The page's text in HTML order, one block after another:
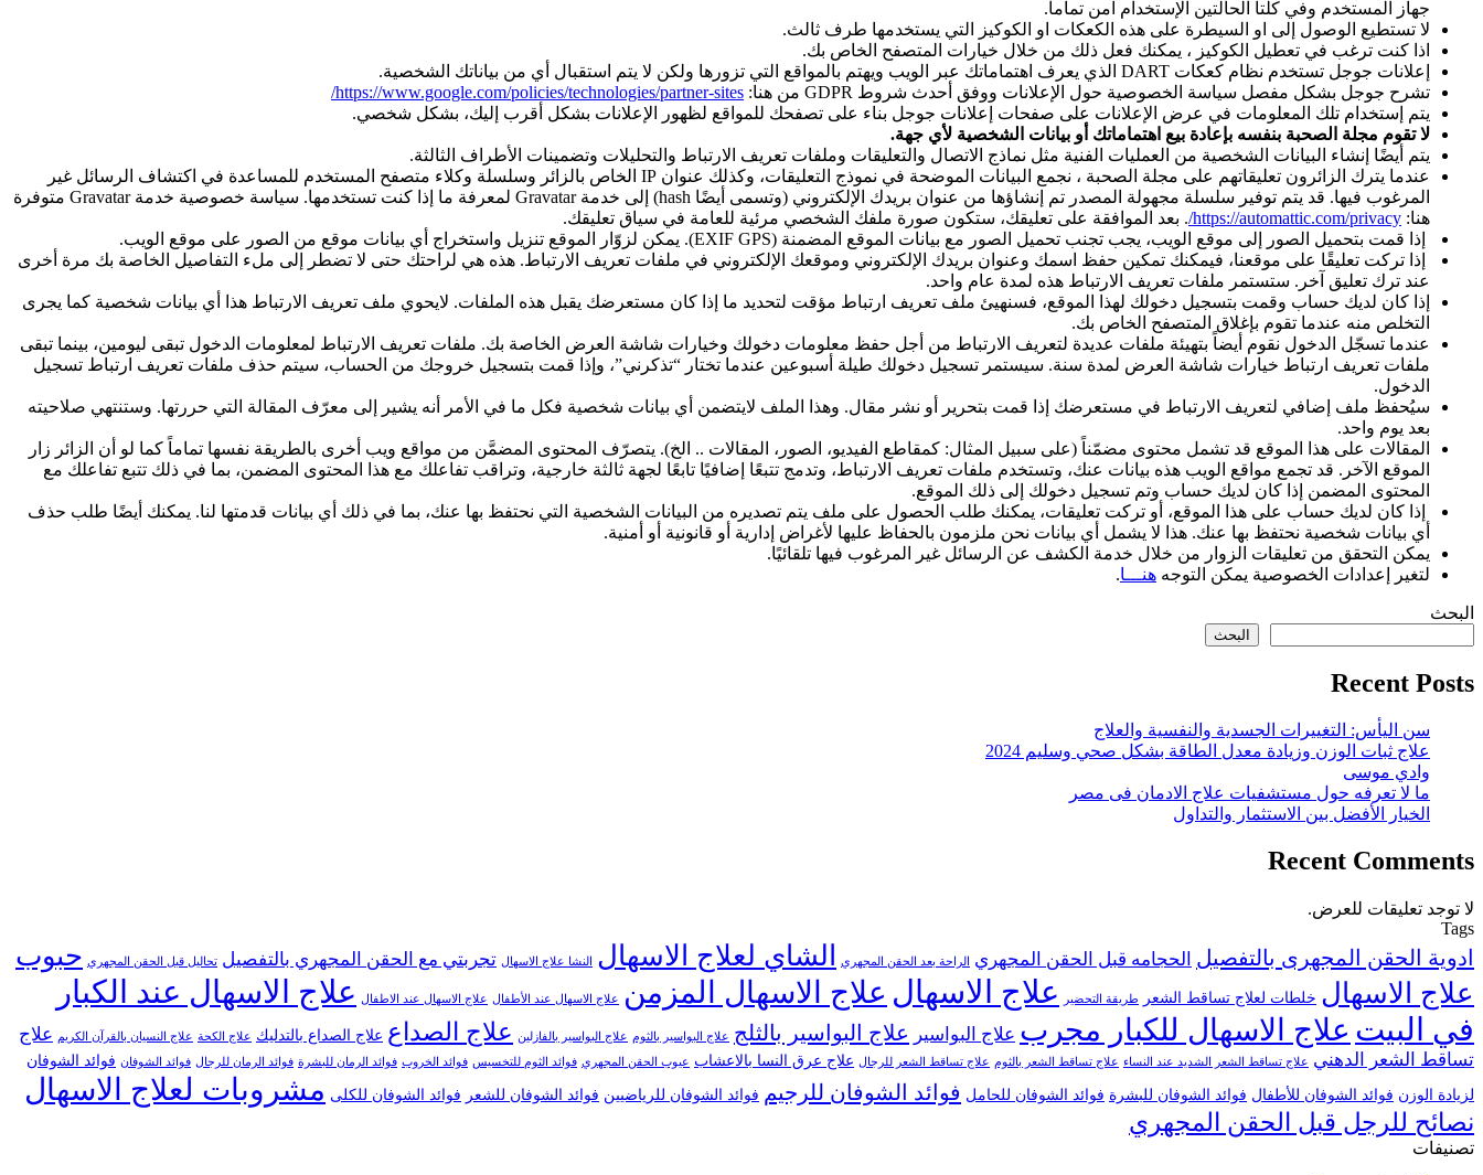
جهاز المستخدم وفي كلتا الحالتين الإستخدام آمن تماما.
لا تستطيع الوصول إلى او السيطرة على هذه الكعكات او الكوكيز التي يستخدمها طرف ثالث.
اذا كنت ترغب في تعطيل الكوكيز ، يمكنك فعل ذلك من خلال خيارات المتصفح الخاص بك.
إعلانات جوجل تستخدم نظام كعكات DART الذي يعرف اهتماماتك عبر الويب ويهتم بالمواقع التي تزورها ولكن لا يتم استقبال أي من بياناتك الشخصية.
تشرح جوجل بشكل مفصل سياسة الخصوصية حول الإعلانات ووفق أحدث شروط GDPR من هنا:
https://www.google.com/policies/technologies/partner-sites/
يتم إستخدام تلك المعلومات في عرض الإعلانات على صفحات إعلانات جوجل بناء على تصفحك للمواقع لظهور الإعلانات بشكل أقرب إليك، بشكل شخصي.
لا تقوم مجلة الصحبة بنفسه بإعادة بيع اهتماماتك أو بيانات الشخصية لأي جهة.
يتم أيضًا إنشاء البيانات الشخصية من العمليات الفنية مثل نماذج الاتصال والتعليقات وملفات تعريف الارتباط والتحليلات وتضمينات الأطراف الثالثة.
عندما يترك الزائرون تعليقاتهم على مجلة الصحبة ، نجمع البيانات الموضحة في نموذج التعليقات، وكذلك عنوان IP الخاص بالزائر وسلسلة وكلاء متصفح المستخدم للمساعدة في اكتشاف الرسائل غير
المرغوب فيها. قد يتم توفير سلسلة مجهولة المصدر تم إنشاؤها من عنوان بريدك الإلكتروني (وتسمى أيضًا hash) إلى خدمة Gravatar لمعرفة ما إذا كنت تستخدمها. سياسة خصوصية خدمة Gravatar متوفرة
هنا: https://automattic.com/privacy/ . بعد الموافقة على تعليقك، ستكون صورة ملفك الشخصي مرئية للعامة في سياق تعليقك.
إذا قمت بتحميل الصور إلى موقع الويب، يجب تجنب تحميل الصور مع بيانات الموقع المضمنة (EXIF GPS). يمكن لزوّار الموقع تنزيل واستخراج أي بيانات موقع من الصور على موقع الويب.
إذا تركت تعليقًا على موقعنا، فيمكنك تمكين حفظ اسمك وعنوان بريدك الإلكتروني وموقعك الإلكتروني في ملفات تعريف الارتباط. هذه هي لراحتك حتى لا تضطر إلى ملء التفاصيل الخاصة بك مرة أخرى
عند ترك تعليق آخر. ستستمر ملفات تعريف الارتباط هذه لمدة عام واحد.
إذا كان لديك حساب وقمت بتسجيل دخولك لهذا الموقع، فسنهيئ ملف تعريف ارتباط مؤقت لتحديد ما إذا كان مستعرضك يقبل هذه الملفات. لايحوي ملف تعريف الارتباط هذا أي بيانات شخصية كما يجرى
التخلص منه عندما تقوم بإغلاق المتصفح الخاص بك.
عندما تسجّل الدخول نقوم أيضاً بتهيئة ملفات عديدة لتعريف الارتباط من أجل حفظ معلومات دخولك وخيارات شاشة العرض الخاصة بك. ملفات تعريف الارتباط لمعلومات الدخول تبقى ليومين، بينما تبقى
ملفات تعريف ارتباط خيارات شاشة العرض لمدة سنة. سيستمر تسجيل دخولك طيلة أسبوعين عندما تختار “تذكرني”، وإذا قمت بتسجيل خروجك من الحساب، سيتم حذف ملفات تعريف ارتباط تسجيل
الدخول.
سيُحفظ ملف إضافي لتعريف الارتباط في مستعرضك إذا قمت بتحرير أو نشر مقال. وهذا الملف لايتضمن أي بيانات شخصية فكل ما في الأمر أنه يشير إلى معرّف المقالة التي حررتها. وستنتهي صلاحيته
بعد يوم واحد.
المقالات على هذا الموقع قد تشمل محتوى مضمّناً (على سبيل المثال: كمقاطع الفيديو، الصور، المقالات .. الخ). يتصرّف المحتوى المضمَّن من مواقع ويب أخرى بالطريقة نفسها تماماً كما لو أن الزائر زار
الموقع الآخر. قد تجمع مواقع الويب هذه بيانات عنك، وتستخدم ملفات تعريف الارتباط، وتدمج تتبعًا إضافيًا تابعًا لجهة ثالثة خارجية، وتراقب تفاعلك مع هذا المحتوى المضمن، بما في ذلك تتبع تفاعلك مع
المحتوى المضمن إذا كان لديك حساب وتم تسجيل دخولك إلى ذلك الموقع.
إذا كان لديك حساب على هذا الموقع، أو تركت تعليقات، يمكنك طلب الحصول على ملف يتم تصديره من البيانات الشخصية التي نحتفظ بها عنك، بما في ذلك أي بيانات قدمتها لنا. يمكنك أيضًا طلب حذف
أي بيانات شخصية نحتفظ بها عنك. هذا لا يشمل أي بيانات نحن ملزمون بالحفاظ عليها لأغراض إدارية أو قانونية أو أمنية.
يمكن التحقق من تعليقات الزوار من خلال خدمة الكشف عن الرسائل غير المرغوب فيها تلقائيًا.
لتغير إعدادات الخصوصية يمكن التوجه هنـــا.
البحث
البحث
Recent Posts
سن اليأس: التغييرات الجسدية والنفسية والعلاج
علاج ثبات الوزن وزيادة معدل الطاقة بشكل صحي وسليم 2024
وادي موسى
ما لا تعرفه حول مستشفيات علاج الادمان فى مصر
الخيار الأفضل بين الاستثمار والتداول
Recent Comments
لا توجد تعليقات للعرض.
Tags
ادوية الحقن المجهرى بالتفصيل الحجامه قبل الحقن المجهري الراحة بعد الحقن المجهري الشاي لعلاج الاسهال النشا علاج الاسهال تجربتي مع الحقن المجهري بالتفصيل تحاليل قبل الحقن المجهري حبوب
علاج الاسهال خلطات لعلاج تساقط الشعر طريقة التحضير علاج الاسهال علاج الاسهال المزمن علاج الاسهال عند الأطفال علاج الاسهال عند الاطفال علاج الاسهال عند الكبار
في البيت علاج الاسهال للكبار مجرب علاج البواسير علاج البواسير بالثلج علاج البواسير بالثوم علاج البواسير بالفازلين علاج الصداع علاج الصداع بالتدليك علاج الكحة علاج النسيان بالقرآن الكريم علاج
تساقط الشعر الدهني علاج تساقط الشعر الشديد عند النساء علاج تساقط الشعر بالثوم علاج تساقط الشعر للرجال علاج عرق النسا بالاعشاب عيوب الحقن المجهري فوائد الثوم للتخسيس فوائد الخروب فوائد الرمان للبشرة فوائد الرمان للرجال فوائد الشوفان فوائد الشوفان
لزيادة الوزن فوائد الشوفان للأطفال فوائد الشوفان للبشرة فوائد الشوفان للحامل فوائد الشوفان للرجيم فوائد الشوفان للرياضيين فوائد الشوفان للشعر فوائد الشوفان للكلى مشروبات لعلاج الاسهال
نصائح للرجل قبل الحقن المجهري
تصنيفات